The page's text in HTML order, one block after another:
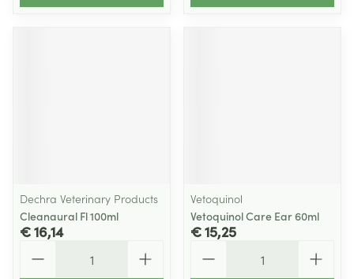
Dechra Veterinary Products
Cleanaural Fl 100ml
€ 16,14
Vetoquinol
Vetoquinol Care Ear 60ml
€ 15,25